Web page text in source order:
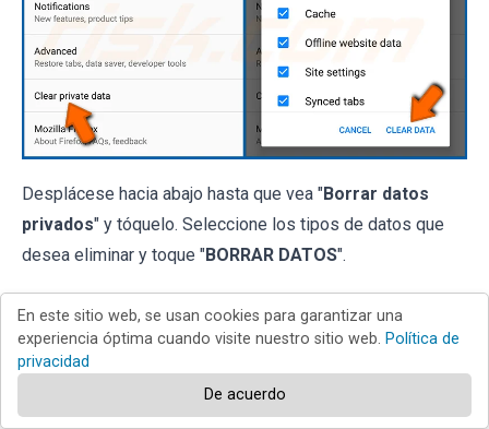
Desplácese hacia abajo hasta que vea "Borrar datos
privados" y tóquelo. Seleccione los tipos de datos que
desea eliminar y toque "BORRAR DATOS".
[Volver al índice]
Desactive las notificaciones del navegador
en el navegador web Firefox:
En este sitio web, se usan cookies para garantizar una
experiencia óptima cuando visite nuestro sitio web. Política de
privacidad
De acuerdo